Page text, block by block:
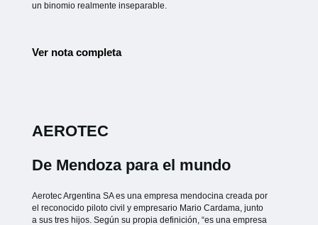
un binomio realmente inseparable.
Ver nota completa
AEROTEC
De Mendoza para el mundo
Aerotec Argentina SA es una empresa mendocina creada por
el reconocido piloto civil y empresario Mario Cardama, junto
a sus tres hijos. Según su propia definición, “es una empresa